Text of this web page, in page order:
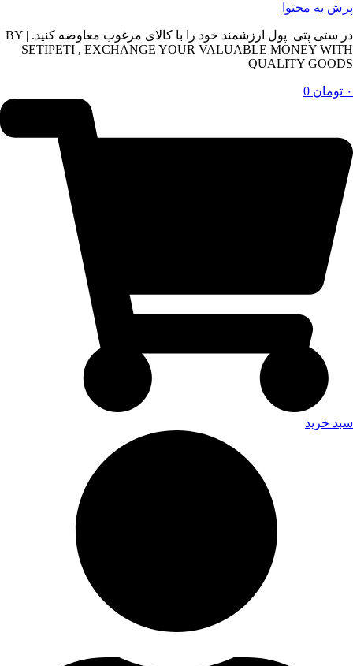
پرش به محتوا
در ستی پتی پول ارزشمند خود را با کالای مرغوب معاوضه کنید. | BY
SETIPETI , EXCHANGE YOUR VALUABLE MONEY WITH
QUALITY GOODS
۰ تومان 0
سبد خرید